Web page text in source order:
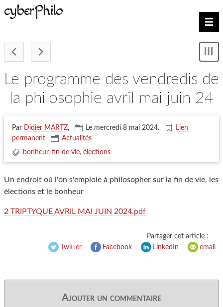
cyberPhilo
la philosophie avril mai juin 24
Par Didier MARTZ, Le mercredi 8 mai 2024.
Lien
permanent
Actualités
bonheur fin de vie élections
Un endroit où l'on s'emploie à philosopher sur la fin de vie, les
élections et le bonheur
2 TRIPTYQUE AVRIL MAI JUIN 2024.pdf
Partager cet article :
Twitter
Facebook LinkedIn email
Ajouter un commentaire